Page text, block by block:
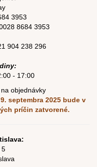
3953
8684 3953
904 238 296
- 17:00
objednávky
septembra 2025 bude v
príčin zatvorené.
5